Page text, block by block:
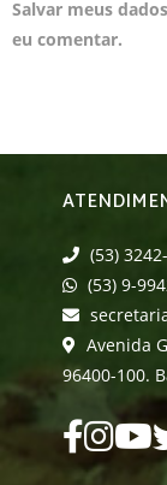
Salvar meus
eu comentar.
(53)
(53) 9-
Avenida
96400-100.